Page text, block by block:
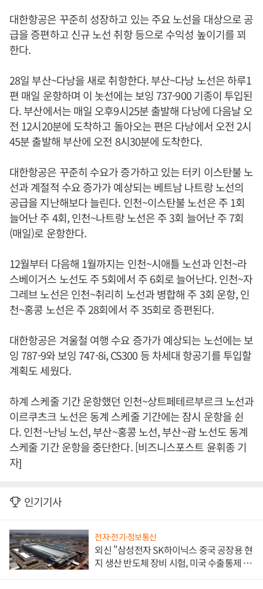
대한항공은 꾸준히 성장하고 있는 주요 노선을 대상으로 공
급을 증편하고 신규 노선 취항 등으로 수익성 높이기를 꾀
한다.
28일 부산~다낭을 새로 취항한다. 부산~다낭 노선은 하루1
편 매일 운항하며 이 놋선에는 보잉 737-900 기종이 투입된
다. 부산에서는 매일 오후9시25분 출발해 다낭에 다음날 오
전 12시20분에 도착하고 돌아오는 편은 다낭에서 오전 2시
45분 출발해 부산에 오전 8시30분에 도착한다.
대한항공은 꾸준히 수요가 증가하고 있는 터키 이스탄불 노
선과 계절적 수요 증가가 예상되는 베트남 나트랑 노선의
공급을 지난해보다 늘린다. 인천~이스탄불 노선은 주 1회
늘어난 주 4회, 인천~나트랑 노선은 주 3회 늘어난 주 7회
(매일)로 운항한다.
12월부터 다음해 1월까지는 인천~시애틀 노선과 인천~라
스베이거스 노선도 주 5회에서 주 6회로 늘어난다. 인천~자
그레브 노선은 인천~취리히 노선과 병합해 주 3회 운항, 인
천~홍콩 노선은 주 28회에서 주 35회로 증편된다.
대한항공은 겨울철 여행 수요 증가가 예상되는 노선에는 보
잉 787-9와 보잉 747-8i, CS300 등 차세대 항공기를 투입할
계획도 세웠다.
하계 스케줄 기간 운항했던 인천~상트페테르부르크 노선과
이르쿠츠크 노선은 동계 스케줄 기간에는 잠시 운항을 쉰
다. 인천~난닝 노선, 부산~홍콩 노선, 부산~괌 노선도 동계
스케줄 기간 운항을 중단한다. [비즈니스포스트 윤휘종 기
자]
인기기사
전자·전기·정보통신
외신 "삼성전자 SK하이닉스 중국 공장용 현
지 생산 반도체 장비 시험, 미국 수출통제 대